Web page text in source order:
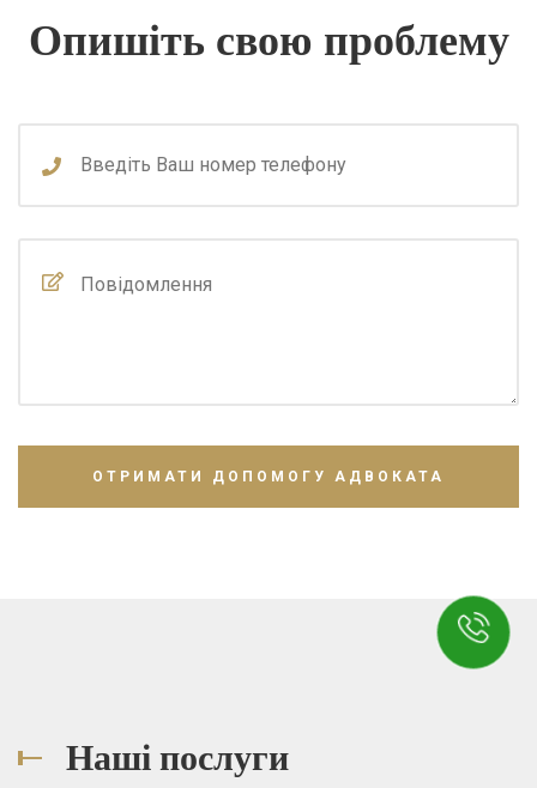
Опишіть свою проблему
Наші послуги